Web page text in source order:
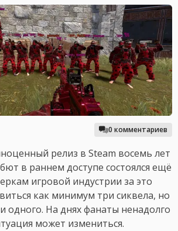
0 комментариев
релиз в Steam восемь лет
в раннем доступе состоялся ещё
игровой индустрии за это
как минимум три сиквела, но
одного. На днях фанаты ненадолго
может измениться.